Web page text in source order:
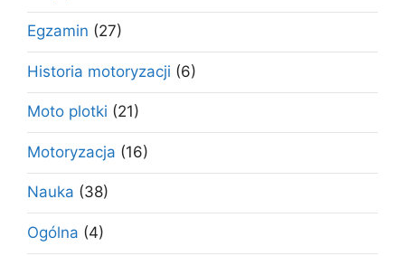
Egzamin (27)
Historia motoryzacji (6)
Moto plotki (21)
Motoryzacja (16)
Nauka (38)
Ogólna (4)